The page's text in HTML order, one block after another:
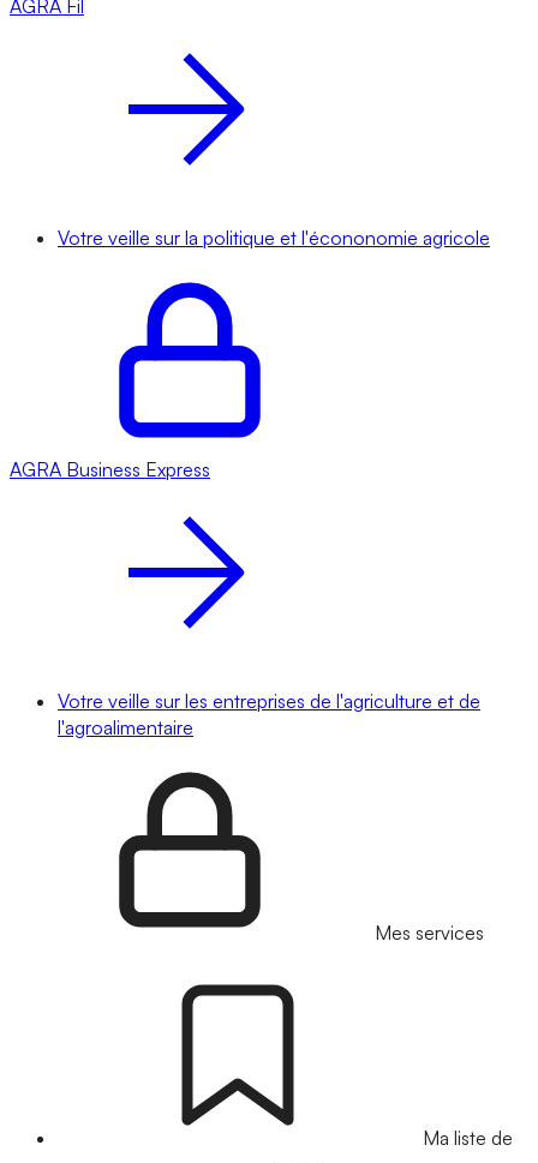
AGRA Fil
Votre veille sur la politique et l'écononomie agricole
AGRA Business Express
Votre veille sur les entreprises de l'agriculture et de
l'agroalimentaire
Mes services
Ma liste de